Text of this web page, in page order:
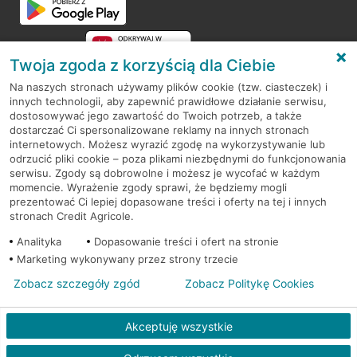
RODO
Regulamin serwisu
Mapa serwisu
PolitykaCookies
© 2026 Credit Agricole Bank Polska S.A. Wszelkie prawa zastrzeżone
Twoja zgoda z korzyścią dla Ciebie
Na naszych stronach używamy plików cookie (tzw. ciasteczek) i
innych technologii, aby zapewnić prawidłowe działanie serwisu,
dostosowywać jego zawartość do Twoich potrzeb, a także
dostarczać Ci spersonalizowane reklamy na innych stronach
internetowych. Możesz wyrazić zgodę na wykorzystywanie lub
odrzucić pliki cookie – poza plikami niezbędnymi do funkcjonowania
serwisu. Zgody są dobrowolne i możesz je wycofać w każdym
momencie. Wyrażenie zgody sprawi, że będziemy mogli
prezentować Ci lepiej dopasowane treści i oferty na tej i innych
stronach Credit Agricole.
Analityka
Dopasowanie treści i ofert na stronie
Marketing wykonywany przez strony trzecie
Akceptuję wszystkie
Zobacz szczegóły zgód Zobacz Politykę Cookies